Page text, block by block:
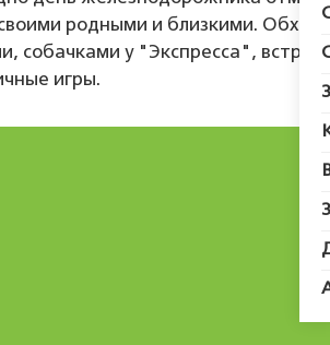
родными и близкими.
собачками у "Экспресса",
игры.